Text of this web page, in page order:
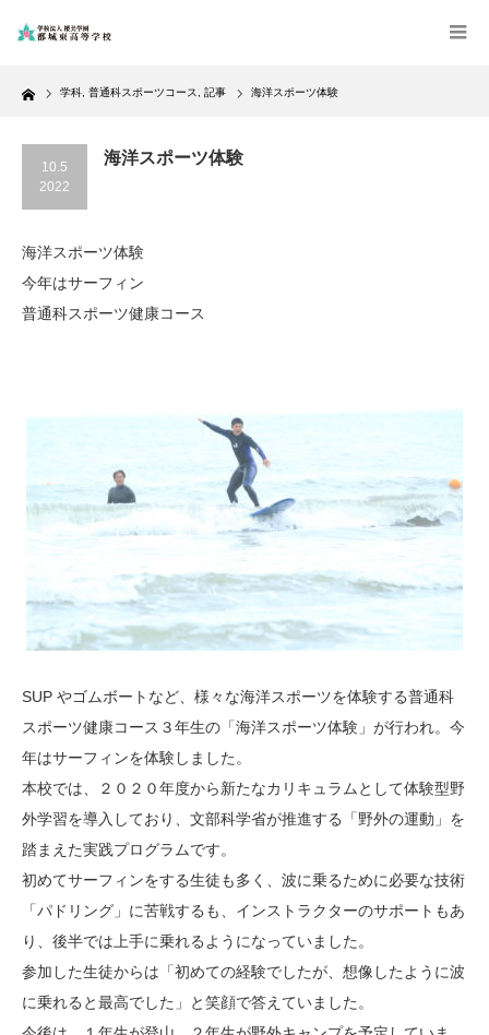
Home 学科 普通科スポーツコース 記事 海洋スポーツ体験
10.5
2022
海洋スポーツ体験
海洋スポーツ体験
今年はサーフィン
普通科スポーツ健康コース
SUP やゴムボートなど、様々な海洋スポーツを体験する普通科
スポーツ健康コース３年生の「海洋スポーツ体験」が行われ。今
年はサーフィンを体験しました。
本校では、２０２０年度から新たなカリキュラムとして体験型野
外学習を導入しており、文部科学省が推進する「野外の運動」を
踏まえた実践プログラムです。
初めてサーフィンをする生徒も多く、波に乗るために必要な技術
「パドリング」に苦戦するも、インストラクターのサポートもあ
り、後半では上手に乗れるようになっていました。
参加した生徒からは「初めての経験でしたが、想像したように波
に乗れると最高でした」と笑顔で答えていました。